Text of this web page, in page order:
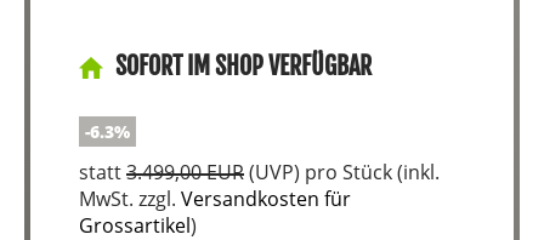
SOFORT IM SHOP VERFÜGBAR
-6.3%
statt3.499,00 EUR(UVP) pro Stück (inkl.
MwSt. zzgl. Versandkosten für
Grossartikel)